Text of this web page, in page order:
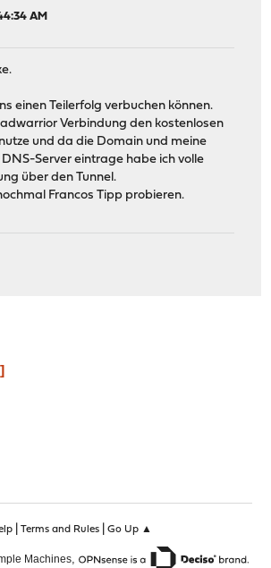
AM
einen Teilerfolg verbuchen können.
Verbindung den kostenlosen
und da die Domain und meine
Server eintrage habe ich volle
über den Tunnel.
Francos Tipp probieren.
| Terms and Rules| Go Up ▲
Machines,